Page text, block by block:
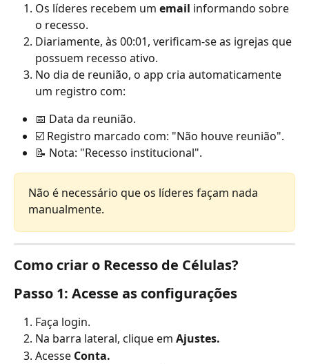
Os líderes recebem um email informando sobre
o recesso.
Diariamente, às 00:01, verificam-se as igrejas que
possuem recesso ativo.
No dia de reunião, o app cria automaticamente
um registro com:
📅 Data da reunião.
☑️ Registro marcado com: "Não houve reunião".
📝 Nota: "Recesso institucional".
Não é necessário que os líderes façam nada
manualmente.
Como criar o Recesso de Células?
Passo 1: Acesse as configurações
Faça login.
Na barra lateral, clique em Ajustes.
Acesse Conta.